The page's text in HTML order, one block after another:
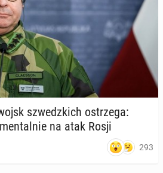
szwedz­kich ostrze­ga:
na atak Rosji
293